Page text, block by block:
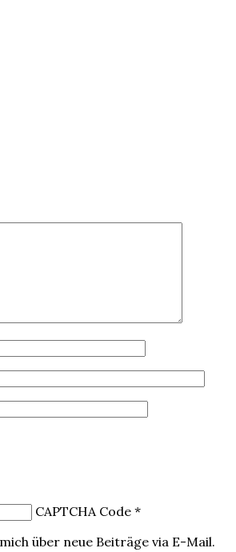
CAPTCHA Code *
über neue Beiträge via E-Mail.